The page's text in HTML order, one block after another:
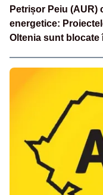
Petrișor Peiu (AUR)
energetice:
Oltenia sunt